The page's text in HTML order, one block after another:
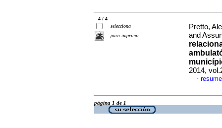
4 / 4
selecciona
para imprimir
Pretto,
and
2014,
·
página 1 de 1